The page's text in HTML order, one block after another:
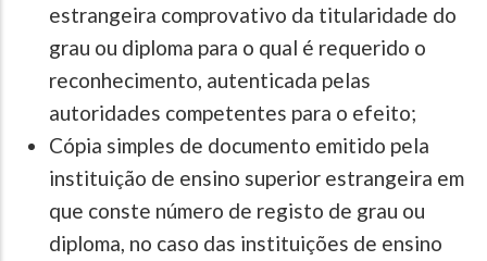
estrangeira comprovativo da titularidade do
grau ou diploma para o qual é requerido o
reconhecimento, autenticada pelas
autoridades competentes para o efeito;
Cópia simples de documento emitido pela
instituição de ensino superior estrangeira em
que conste número de registo de grau ou
diploma, no caso das instituições de ensino